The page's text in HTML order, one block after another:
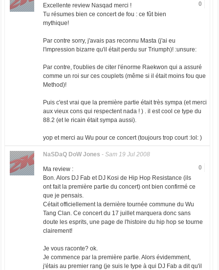
0
Excellente review Nasqad merci !
Tu résumes bien ce concert de fou : ce fût bien
mythique!
Par contre sorry, j'avais pas reconnu Masta (j'ai eu
l'impression bizarre qu'il était perdu sur Triumph)! :unsure:
Par contre, t'oublies de citer l'énorme Raekwon qui a assuré
comme un roi sur ces couplets (même si il était moins fou que
Method)!
Puis c'est vrai que la première partie était très sympa (et merci
aux vieux cons qui respectent nada ! ) . il est cool ce type du
88.2 (et le ricain était sympa aussi).
yop et merci au Wu pour ce concert (toujours trop court :lol: )
NaSDaQ DoW Jones - Sam 19 Jul 2008
0
Ma review :
Bon. Alors DJ Fab et DJ Kosi de Hip Hop Resistance (ils
ont fait la première partie du concert) ont bien confirmé ce
que je pensais.
Cétait officiellement la dernière tournée commune du Wu
Tang Clan. Ce concert du 17 juillet marquera donc sans
doute les esprits, une page de l'histoire du hip hop se tourne
clairement!
Je vous raconte? ok.
Je commence par la première partie. Alors évidemment,
j'étais au premier rang (je suis le type à qui DJ Fab a dit qu'il